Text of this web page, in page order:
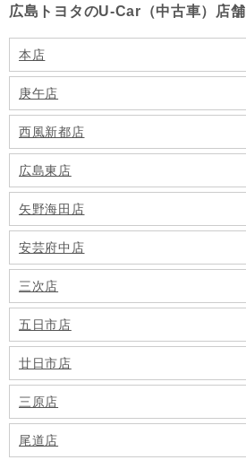
広島トヨタのU-Car（中古車）店舗
本店
庚午店
西風新都店
広島東店
矢野海田店
安芸府中店
三次店
五日市店
廿日市店
三原店
尾道店